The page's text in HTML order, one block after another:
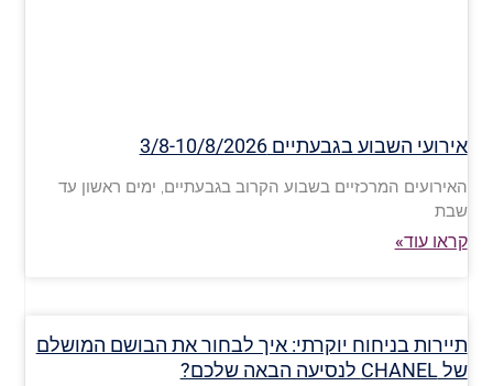
אירועי השבוע בגבעתיים 3/8-10/8/2026
האירועים המרכזיים בשבוע הקרוב בגבעתיים, ימים ראשון עד
שבת
קראו עוד»
תיירות בניחוח יוקרתי: איך לבחור את הבושם המושלם
של CHANEL לנסיעה הבאה שלכם?